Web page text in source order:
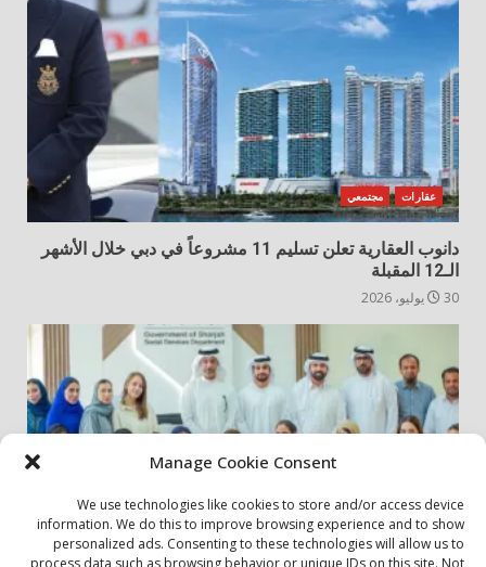
Manage Cookie Consent
We use technologies like cookies to store and/or access device
information. We do this to improve browsing experience and to show
personalized ads. Consenting to these technologies will allow us to
process data such as browsing behavior or unique IDs on this site. Not
عقارات مجتمعي
دانوب العقارية تعلن تسليم 11 مشروعاً في دبي خلال الأشهر
الـ12 المقبلة
30 يوليو، 2026
أخبار المجتمع مجتمعي